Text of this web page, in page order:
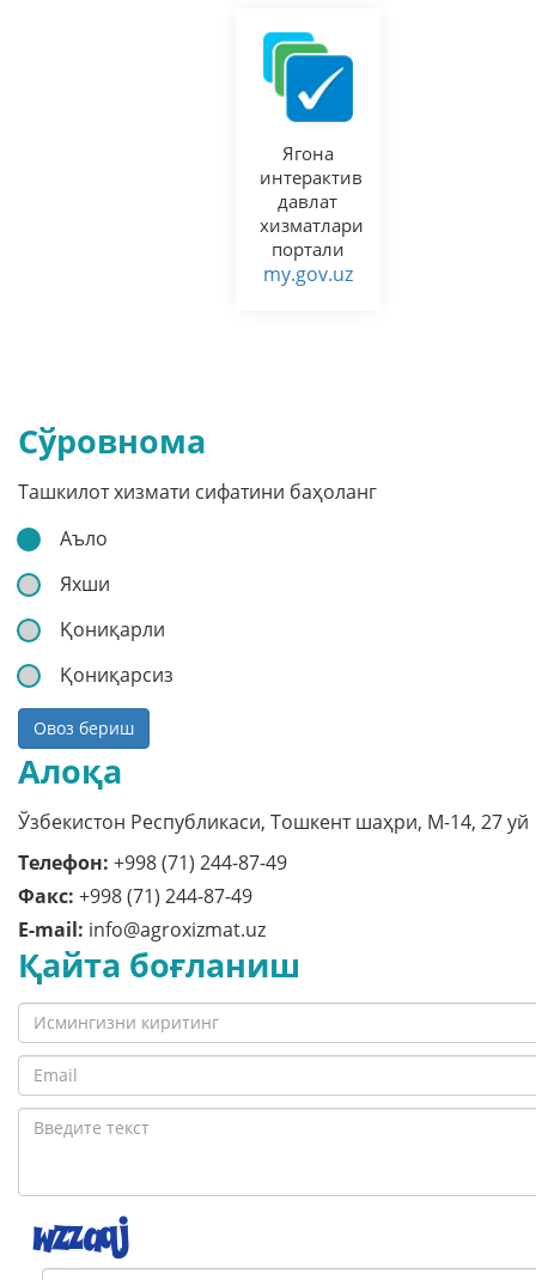
Ягона
интерактив
давлат
хизматлари
портали
my.gov.uz
Сўровнома
Ташкилот хизмати сифатини баҳоланг
Аъло
Яхши
Қониқарли
Қониқарсиз
Овоз бериш
Алоқа
Ўзбекистон Республикаси, Тошкент шаҳри, M-14, 27 уй
Телефон: +998 (71) 244-87-49
Факс: +998 (71) 244-87-49
E-mail: info@agroxizmat.uz
Қайта боғланиш